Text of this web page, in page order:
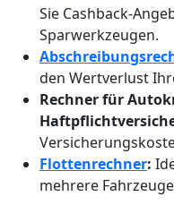
Sie Cashback-
Sparwerkzeugen.
den Wertverlust
Rechner für
Flottenrechner:
mehrere